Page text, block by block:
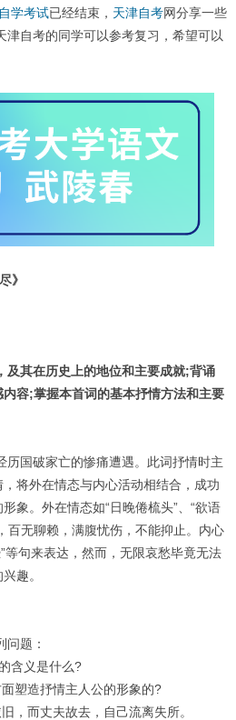
学考试已经结束， 天津自考网分享一些
津自考的同学可以参考复习，希望可以
》
及其在历史上的地位和主要成就;背诵
容;掌握本首词的基本抒情方法和主要
国破家亡的惨痛遭遇。此词抒情时主
将外在情态与内心活动相结合，成功
象。外在情态如“日晚倦梳头”、“欲语
百无聊赖，满腹忧伤，不能抑止。内心
”等句来表达，然而，无限哀愁毕竟无法
趣。
题：
含义是什么?
造抒情主人公的形象的?
而丈夫故去，自己流离失所。